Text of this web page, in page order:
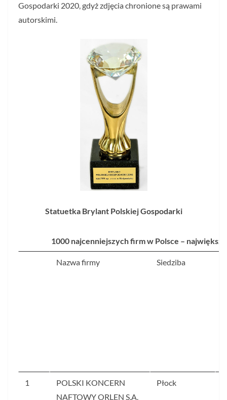
Gospodarki 2020, gdyż zdjęcia chronione są prawami
autorskimi.
Statuetka Brylant Polskiej Gospodarki
1000 najcenniejszych firm w Polsce –
Nazwa firmy Siedziba
1
POLSKI KONCERN
NAFTOWY ORLEN S.A.
Płock